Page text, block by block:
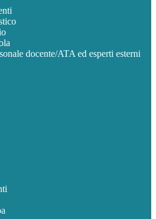
docente/ATA ed esperti esterni